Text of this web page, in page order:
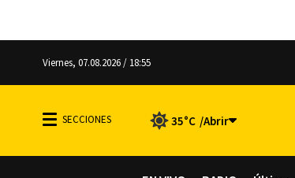
Viernes, 07.08.2026 / 18:55
35°C